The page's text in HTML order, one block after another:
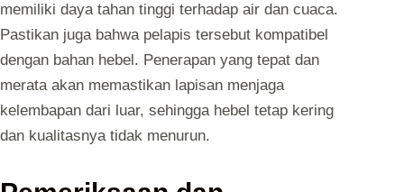
memiliki daya tahan tinggi terhadap air dan cuaca.
Pastikan juga bahwa pelapis tersebut kompatibel
dengan bahan hebel. Penerapan yang tepat dan
merata akan memastikan lapisan menjaga
kelembapan dari luar, sehingga hebel tetap kering
dan kualitasnya tidak menurun.